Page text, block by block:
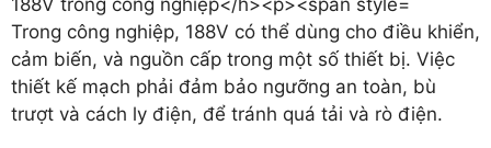
Trong công nghiệp, 188V có thể dùng cho điều khiển,
cảm biến, và nguồn cấp trong một số thiết bị. Việc
thiết kế mạch phải đảm bảo ngưỡng an toàn, bù
trượt và cách ly điện, để tránh quá tải và rò điện.